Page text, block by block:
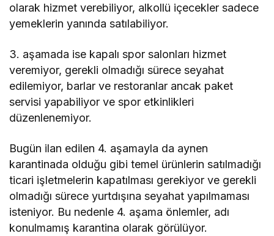
olarak hizmet verebiliyor, alkollü içecekler sadece
yemeklerin yanında satılabiliyor.
3. aşamada ise kapalı spor salonları hizmet
veremiyor, gerekli olmadığı sürece seyahat
edilemiyor, barlar ve restoranlar ancak paket
servisi yapabiliyor ve spor etkinlikleri
düzenlenemiyor.
Bugün ilan edilen 4. aşamayla da aynen
karantinada olduğu gibi temel ürünlerin satılmadığı
ticari işletmelerin kapatılması gerekiyor ve gerekli
olmadığı sürece yurtdışına seyahat yapılmaması
isteniyor. Bu nedenle 4. aşama önlemler, adı
konulmamış karantina olarak görülüyor.